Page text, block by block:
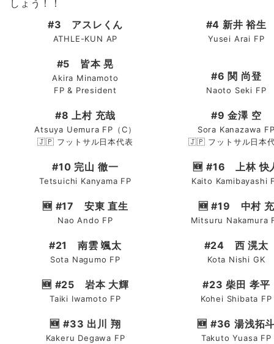
しょう！！
#3 アスレくん
ATHLE-KUN AP
#4 新井 裕生
Yusei Arai FP
#5 皆本 晃
Akira Minamoto
FP & President
#6 関 尚登
Naoto Seki FP
#8 上村 充哉
Atsuya Uemura FP（C）
🇯🇵 フットサル日本代表
#9 金澤 空
Sora Kanazawa
🇯🇵 フットサル日本
#10 完山 徹一
Tetsuichi Kanyama FP
🆕 #16 上林 快
Kaito Kamibayashi
🆕 #17 安東 直生
Nao Ando FP
🆕 #19 中村 充
Mitsuru Nakamura
#21 南雲 颯太
Sota Nagumo FP
#24 西 滉太
Kota Nishi GK
🆕 #25 岩本 大輝
Taiki Iwamoto FP
#23 柴田 孝平
Kohei Shibata FP
🆕 #33 出川 翔
Kakeru Degawa FP
🆕 #36 湯浅拓
Takuto Yuasa FP